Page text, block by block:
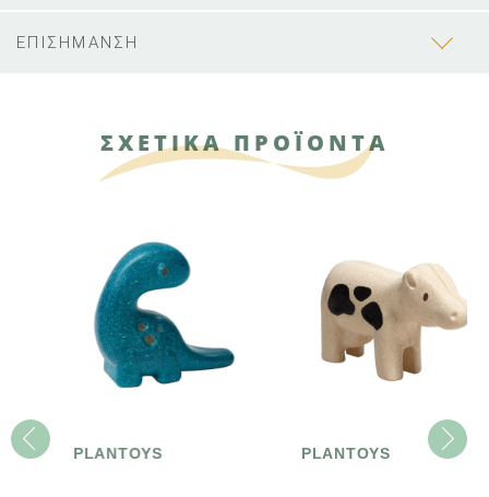
ΕΠΙΣΗΜΑΝΣΗ
ΣΧΕΤΙΚΑ ΠΡΟΪΟΝΤΑ
PLANTOYS PLANTOYS